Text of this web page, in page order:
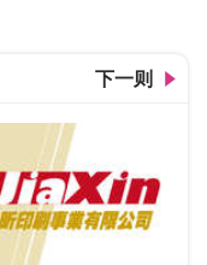
下一则